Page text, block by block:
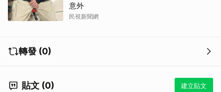
意外
民視新聞網
轉發 (0)
貼文 (0) 建立貼文